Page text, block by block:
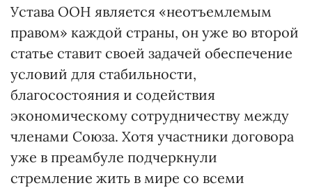
Устава ООН является «неотъемлемым
правом» каждой страны, он уже во второй
статье ставит своей задачей обеспечение
условий для стабильности,
благосостояния и содействия
экономическому сотрудничеству между
членами Союза. Хотя участники договора
уже в преамбуле подчеркнули
стремление жить в мире со всеми